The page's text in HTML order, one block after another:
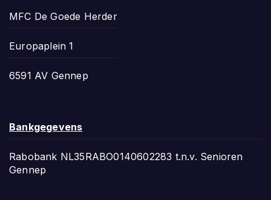
MFC De Goede Herder
Europaplein 1
6591 AV Gennep
Bankgegevens
Rabobank NL35RABO0140602283 t.n.v. Senioren
Gennep